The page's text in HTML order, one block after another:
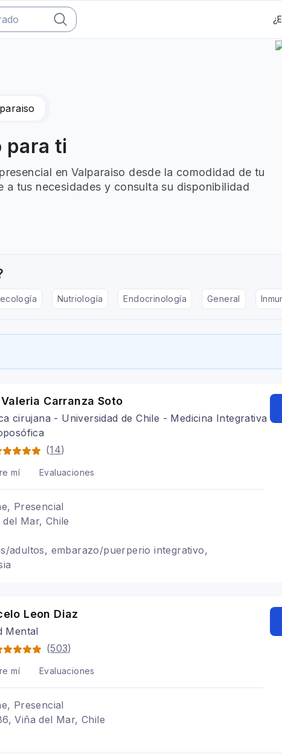
para ti
en Valparaiso desde la comodidad de tu
a tus necesidades y consulta su disponibilidad
Nutriología Endocrinología General
Carranza Soto
cirujana - Universidad de Chile - Medicina Integrativa
(14)
mí Evaluaciones
Presencial
Mar, Chile
adultos, embarazo/puerperio integrativo,
Leon Diaz
Mental
(503)
mí Evaluaciones
Presencial
Viña del Mar, Chile